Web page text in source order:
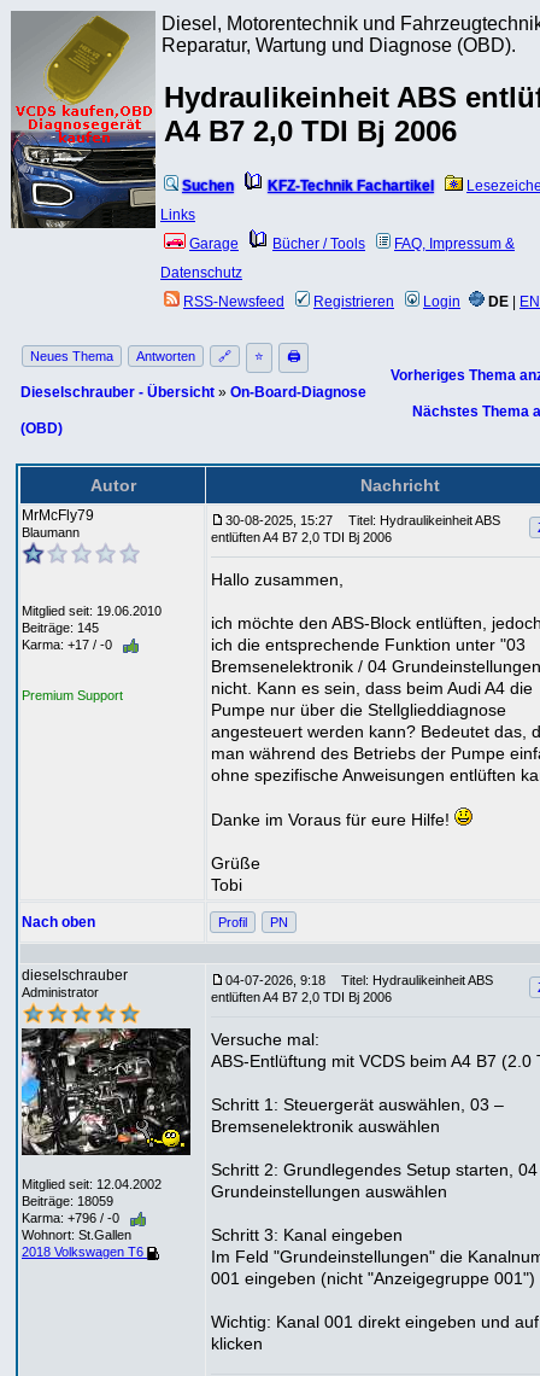
Diesel, Motorentechnik und
Reparatur, Wartung und Diagnose (OBD).
Hydraulikeinheit ABS
A4 B7 2,0 TDI Bj 2006
Suchen KFZ-Technik Fachartikel
Links
Garage
Bücher / Tools
FAQ, Impressum &
Datenschutz
RSS-Newsfeed
Registrieren Login DE EN
Neues Thema Antworten 🔗 ⭐ 🖨
Dieselschrauber - Übersicht » On-Board-Diagnose
(OBD)
Vorheriges Thema
Nächstes Thema
Autor Nachricht
MrMcFly79
Blaumann
Mitglied seit: 19.06.2010
Beiträge: 145
Karma: +17 / -0
Premium Support
30-08-2025, 15:27
Titel: Hydraulikeinheit ABS
entlüften A4 B7 2,0 TDI Bj 2006
Hallo zusammen,
ich möchte den ABS-Block entlüften,
ich die entsprechende Funktion unter "03
Bremsenelektronik / 04
nicht. Kann es sein, dass beim Audi A4 die
Pumpe nur über die Stellglieddiagnose
angesteuert werden kann? Bedeutet das,
man während des Betriebs der Pumpe
ohne spezifische Anweisungen entlüften
Danke im Voraus für eure Hilfe!
Grüße
Tobi
Nach oben Profil PN
dieselschrauber
Administrator
Mitglied seit: 12.04.2002
Beiträge: 18059
Karma: +796 / -0
Wohnort: St.Gallen
2018 Volkswagen T6
04-07-2026, 9:18
Titel: Hydraulikeinheit ABS
entlüften A4 B7 2,0 TDI Bj 2006
Versuche mal:
ABS-Entlüftung mit VCDS beim A4 B7 (2.0
Schritt 1: Steuergerät auswählen, 03 –
Bremsenelektronik auswählen
Schritt 2: Grundlegendes Setup starten,
Grundeinstellungen auswählen
Schritt 3: Kanal eingeben
Im Feld "Grundeinstellungen" die
001 eingeben (nicht "Anzeigegruppe 001")
Wichtig: Kanal 001 direkt eingeben und
klicken